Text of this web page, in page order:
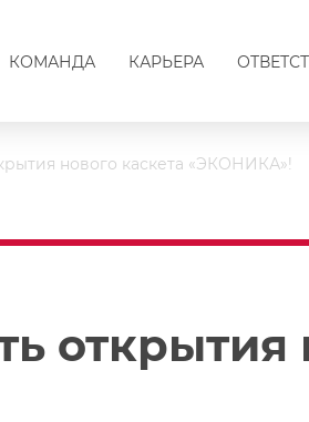
КОМАНДА КАРЬЕРА
нового каскета «ЭКОНИКА»!
открытия